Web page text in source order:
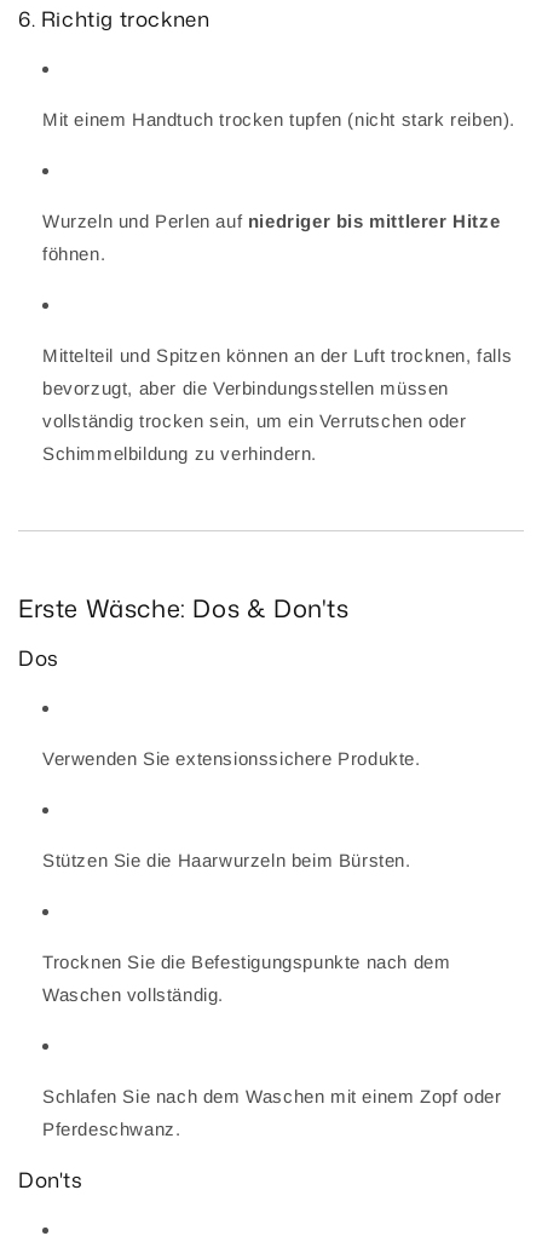
6. Richtig trocknen
Mit einem Handtuch trocken tupfen (nicht stark reiben).
Wurzeln und Perlen auf niedriger bis mittlerer Hitze
föhnen.
Mittelteil und Spitzen können an der Luft trocknen, falls
bevorzugt, aber die Verbindungsstellen müssen
vollständig trocken sein, um ein Verrutschen oder
Schimmelbildung zu verhindern.
Erste Wäsche: Dos & Don'ts
Dos
Verwenden Sie extensionssichere Produkte.
Stützen Sie die Haarwurzeln beim Bürsten.
Trocknen Sie die Befestigungspunkte nach dem
Waschen vollständig.
Schlafen Sie nach dem Waschen mit einem Zopf oder
Pferdeschwanz.
Don'ts